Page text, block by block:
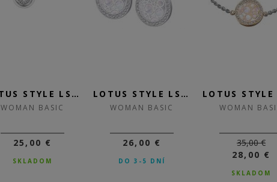
LOTUS STYLE LS2182-2/1
WOMAN BASIC
25,00 €
SKLADOM
LOTUS STYLE LS2179-4/1
WOMAN BASIC
26,00 €
DO 3-5 DNÍ
WOMAN
35,00 €
28,00 €
SKLADOM